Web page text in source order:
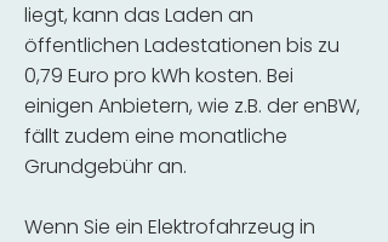
liegt, kann das Laden an
öffentlichen Ladestationen bis zu
0,79 Euro pro kWh kosten. Bei
einigen Anbietern, wie z.B. der enBW,
fällt zudem eine monatliche
Grundgebühr an.
Wenn Sie ein Elektrofahrzeug in